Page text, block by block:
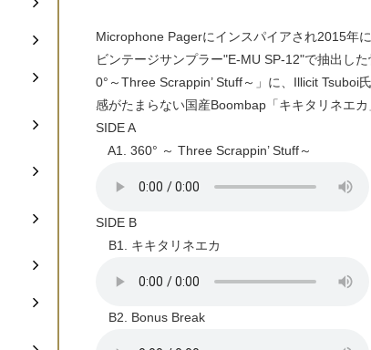
Microphone Pagerにインスパイアされ2015年
ビンテージサンプラー"E-MU SP-12"で抽出し
0°～Three Scrappin’ Stuff～」に、Illicit
感がたまらない国産Boombap「キキタリネエ
SIDE A
A1. 360° ～ Three Scrappin’ Stuff～
SIDE B
B1. キキタリネエカ
B2. Bonus Break